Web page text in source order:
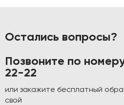
Остались вопросы?
Позвоните по
22-22
или закажите бесплатный
свой